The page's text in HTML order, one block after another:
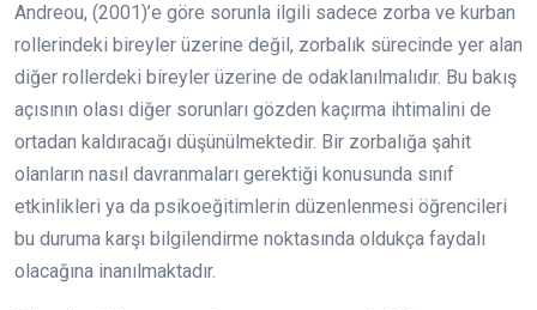
Andreou, (2001)’e göre sorunla ilgili sadece zorba ve kurban
rollerindeki bireyler üzerine değil, zorbalık sürecinde yer alan
diğer rollerdeki bireyler üzerine de odaklanılmalıdır. Bu bakış
açısının olası diğer sorunları gözden kaçırma ihtimalini de
ortadan kaldıracağı düşünülmektedir. Bir zorbalığa şahit
olanların nasıl davranmaları gerektiği konusunda sınıf
etkinlikleri ya da psikoeğitimlerin düzenlenmesi öğrencileri
bu duruma karşı bilgilendirme noktasında oldukça faydalı
olacağına inanılmaktadır.